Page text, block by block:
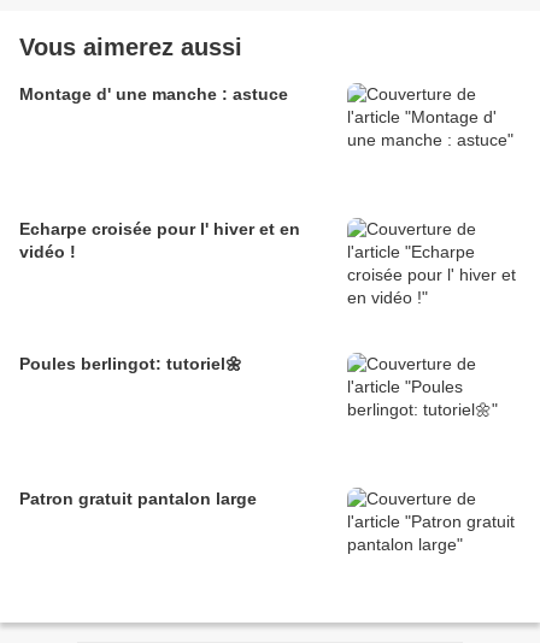
Vous aimerez aussi
Montage d' une manche : astuce
Echarpe croisée pour l' hiver et en
vidéo !
Poules berlingot: tutoriel🌼
Patron gratuit pantalon large